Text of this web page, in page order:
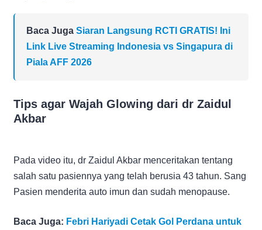
Baca Juga Siaran Langsung RCTI GRATIS! Ini
Link Live Streaming Indonesia vs Singapura di
Piala AFF 2026
Tips agar Wajah Glowing dari dr Zaidul
Akbar
Pada video itu, dr Zaidul Akbar menceritakan tentang
salah satu pasiennya yang telah berusia 43 tahun. Sang
Pasien menderita auto imun dan sudah menopause.
Baca Juga: Febri Hariyadi Cetak Gol Perdana untuk